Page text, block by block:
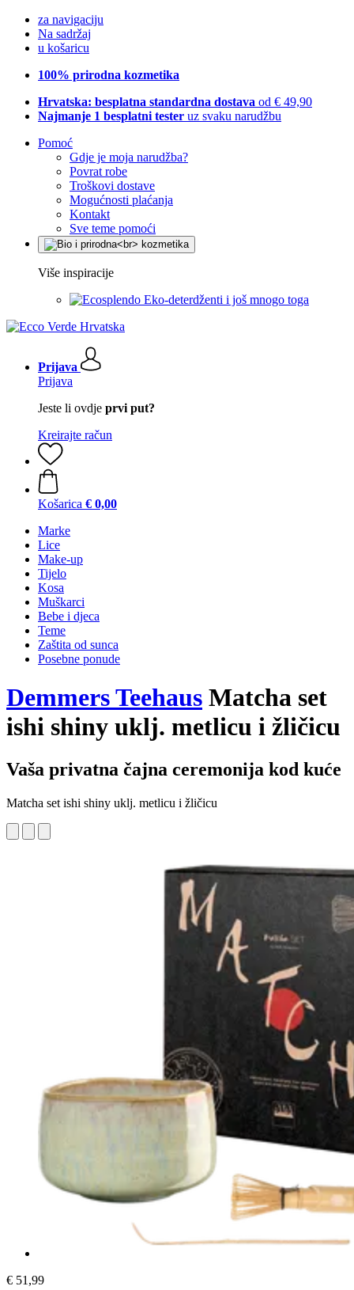
za navigaciju
Na sadržaj
u košaricu
100% prirodna kozmetika
Hrvatska: besplatna standardna dostava od € 49,90
Najmanje 1 besplatni tester uz svaku narudžbu
Pomoć
Gdje je moja narudžba?
Povrat robe
Troškovi dostave
Mogućnosti plaćanja
Kontakt
Sve teme pomoći
Više inspiracije
Eko-deterdženti i još mnogo toga
Prijava
Prijava
Jeste li ovdje prvi put?
Kreirajte račun
Košarica € 0,00
Marke
Lice
Make-up
Tijelo
Kosa
Muškarci
Bebe i djeca
Teme
Zaštita od sunca
Posebne ponude
Demmers Teehaus Matcha set
ishi shiny uklj. metlicu i žličicu
Vaša privatna čajna ceremonija kod kuće
Matcha set ishi shiny uklj. metlicu i žličicu
€ 51,99